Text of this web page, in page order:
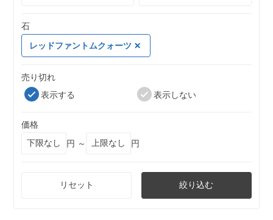
石
レッドファントムクォーツ
売り切れ
表示する
表示しない
価格
円 ～
円
リセット 絞り込む